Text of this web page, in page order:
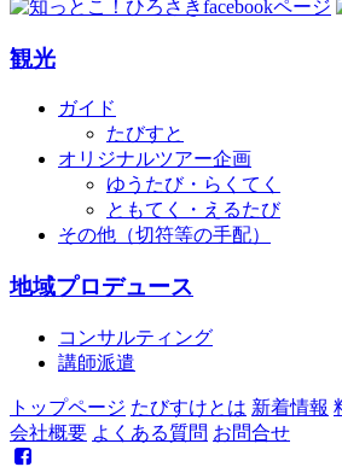
シ
観光
ガイド
たびすと
オリジナルツアー企画
ゆうたび・らくてく
ともてく・えるたび
その他（切符等の手配）
地域プロデュース
コンサルティング
講師派遣
トップページ たびすけとは 新着情報
会社概要 よくある質問 お問合せ